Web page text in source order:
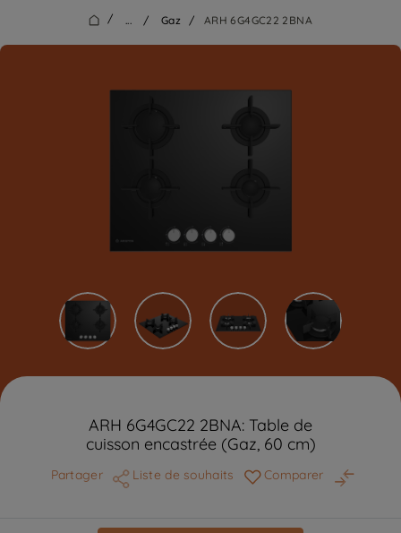
/ ... / Gaz / ARH 6G4GC22 2BNA
ARH 6G4GC22 2BNA: Table de
cuisson encastrée (Gaz, 60 cm)
Partager Liste de souhaits Comparer